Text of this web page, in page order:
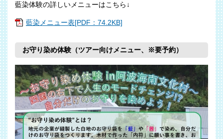
藍染体験の詳しいメニューはこちら↓
藍染メニュー表[PDF：74.2KB]
お守り染め体験（ツアー向けメニュー、 ※要予約）